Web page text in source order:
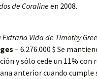
de Coralineen 2008.
Extraña Vida de Timothy
– 6.276.000 $ Se
y sólo cede un 11% con
anterior cuando cumple